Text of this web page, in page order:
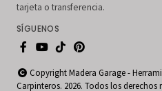
tarjeta o transferencia.
SÍGUENOS
Copyright Madera Garage -
Carpinteros. 2026. Todos los derechos